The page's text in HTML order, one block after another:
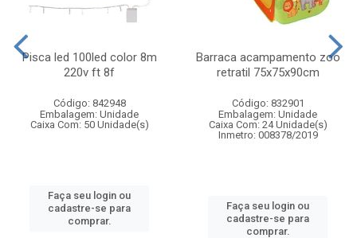
Pisca led 100led color 8m
220v ft 8f
Código: 842948
Embalagem: Unidade
Caixa Com: 50 Unidade(s)
Faça seu login ou
cadastre-se para
comprar.
Barraca acampamento zoo
retratil 75x75x90cm
Código: 832901
Embalagem: Unidade
Caixa Com: 24 Unidade(s)
Inmetro: 008378/2019
Faça seu login ou
cadastre-se para
comprar.